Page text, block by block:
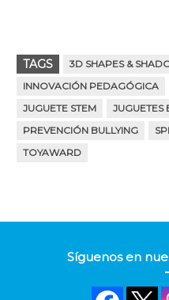
TAGS 3D SHAPES &
INNOVACIÓN PEDAGÓGICA
JUGUETE STEM
JUGUETES
PREVENCIÓN BULLYING
TOYAWARD
Síguenos en